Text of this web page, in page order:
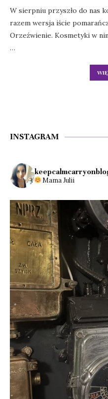
W sierpniu przyszło do nas
razem wersja iście
Orzeźwienie. Kosmetyki w
…
INSTAGRAM
Mama Julii